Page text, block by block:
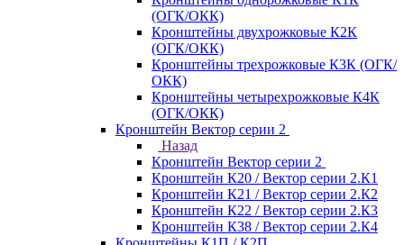
(ОГК/ОКК)
Кронштейны двухрожковые К2К
(ОГК/ОКК)
Кронштейны трехрожковые К3К (ОГК/
ОКК)
Кронштейны четырехрожковые К4К
(ОГК/ОКК)
Кронштейн Вектор серии 2
Назад
Кронштейн Вектор серии 2
Кронштейн К20 / Вектор серии 2.К1
Кронштейн К21 / Вектор серии 2.К2
Кронштейн К22 / Вектор серии 2.К3
Кронштейн К38 / Вектор серии 2.К4